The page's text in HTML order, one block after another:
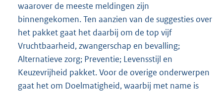
waarover de meeste meldingen zijn
binnengekomen. Ten aanzien van de suggesties over
het pakket gaat het daarbij om de top vijf
Vruchtbaarheid, zwangerschap en bevalling;
Alternatieve zorg; Preventie; Levensstijl en
Keuzevrijheid pakket. Voor de overige onderwerpen
gaat het om Doelmatigheid, waarbij met name is